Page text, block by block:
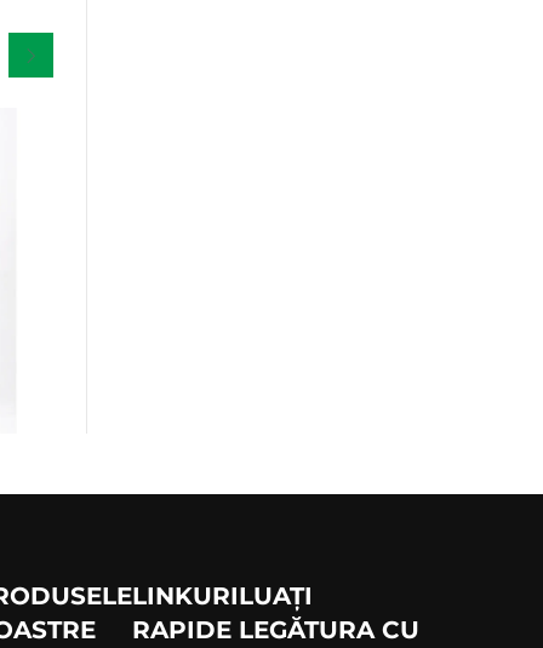
LINKURI
RAPIDE
LUAȚI
LEGĂTURA CU